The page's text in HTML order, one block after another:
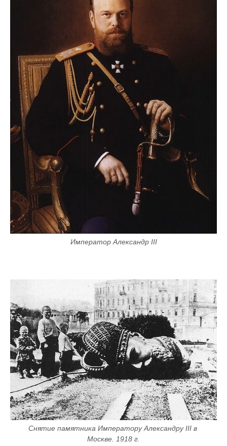
Император Александр III
Снятие памятника Императору Александру III в
Москве. 1918 г.